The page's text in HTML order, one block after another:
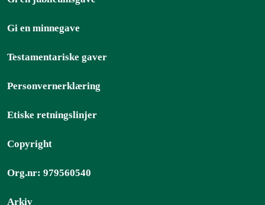
Gi en minnegave
Testamentariske gaver
Personvernerklæring
Etiske retningslinjer
Copyright
Org.nr: 979560540
Arkiv